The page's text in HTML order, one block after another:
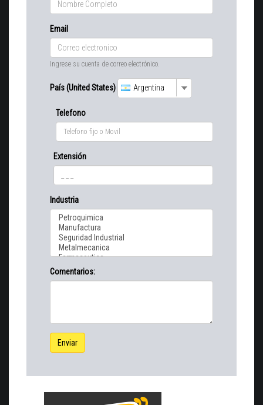
Email
Ingrese su cuenta de correo electrónico.
País (United States) Argentina
Telefono
Extensión
Industria
Comentarios:
Enviar